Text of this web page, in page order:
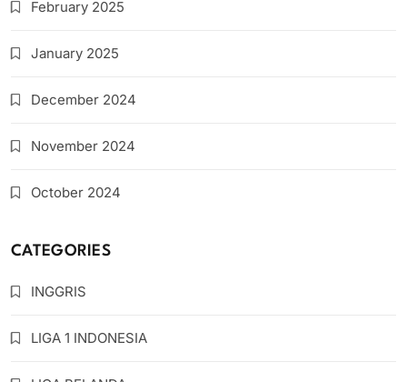
February 2025
January 2025
December 2024
November 2024
October 2024
CATEGORIES
INGGRIS
LIGA 1 INDONESIA